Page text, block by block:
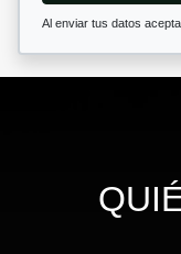
Al enviar tus datos